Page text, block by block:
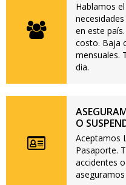
Hablamos
en este
costo. Baja
mensuales.
dia.
O
Aceptamos
Pasaporte.
accidentes